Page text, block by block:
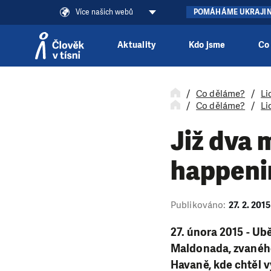
Více našich webů POMÁHÁME
Aktuality Kdo jsme
Co děláme?
Co děláme?
Již dva
Publikováno: 27. 2. 2015
27. února 2015 -
Maldonada,
Havaně, kde chtěl